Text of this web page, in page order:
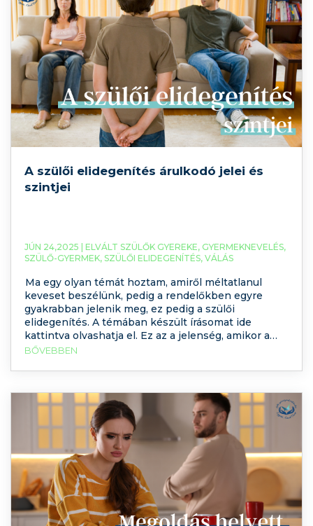
A szülői elidegenítés árulkodó jelei és
szintjei
JÚN 24,2025 | ELVÁLT SZÜLŐK GYEREKE, GYERMEKNEVELÉS,
SZÜLŐ-GYERMEK, SZÜLŐI ELIDEGENÍTÉS, VÁLÁS
Ma egy olyan témát hoztam, amiről méltatlanul
keveset beszélünk, pedig a rendelőkben egyre
gyakrabban jelenik meg, ez pedig a szülői
elidegenítés. A témában készült írásomat ide
kattintva olvashatja el. Ez az a jelenség, amikor a
gyermek gyakran észrevétlenül az egyik szülő
megtagadja. Nem azért, mert bántották, hanem
BŐVEBBEN